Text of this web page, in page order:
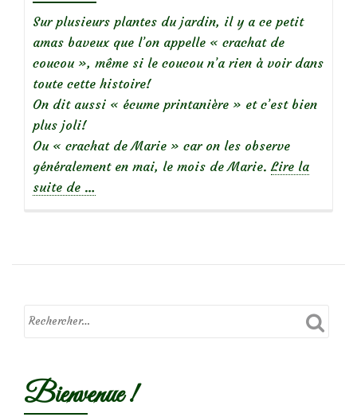
Sur plusieurs plantes du jardin, il y a ce petit
amas baveux que l’on appelle « crachat de
coucou », même si le coucou n’a rien à voir dans
toute cette histoire!
On dit aussi « écume printanière » et c’est bien
plus joli!
Ou « crachat de Marie » car on les observe
généralement en mai, le mois de Marie. Lire la
suite de
écume
…
Bienvenue !